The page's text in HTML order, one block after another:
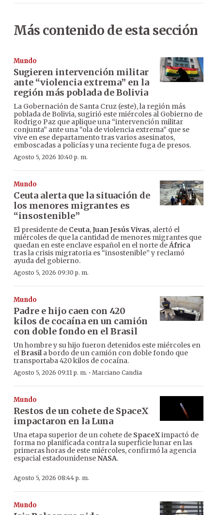
Más contenido de esta sección
Mundo
Sugieren intervención militar
ante “violencia extrema” en la
región más poblada de Bolivia
La Gobernación de Santa Cruz (este), la región más
poblada de Bolivia, sugirió este miércoles al Gobierno de
Rodrigo Paz que aplique una “intervención militar
conjunta” ante una “ola de violencia extrema” que se
vive en ese departamento tras varios asesinatos,
emboscadas a policías y una reciente fuga de presos.
Agosto 5, 2026 10:40 p. m.
Mundo
Ceuta alerta que la situación de
los menores migrantes es
“insostenible”
El presidente de Ceuta,Juan Jesús Vivas, alertó el
miércoles de que la cantidad de menores migrantes que
quedan en este enclave español en el norte deÁfrica
tras la crisis migratoria es “insostenible” y reclamó
ayuda del gobierno.
Agosto 5, 2026 09:30 p. m.
Mundo
Padre e hijo caen con 420
kilos de cocaína en un camión
con doble fondo en el Brasil
Un hombre y su hijo fueron detenidos este miércoles en
el Brasila bordo de un camión con doble fondo que
transportaba 420 kilos de cocaína.
Agosto 5, 2026 09:11 p. m. · Marciano Candia
Mundo
Restos de un cohete de SpaceX
impactaron en la Luna
Una etapa superior de un cohete de SpaceXimpactó de
forma no planificada contra la superficie lunar en las
primeras horas de este miércoles, confirmó la agencia
espacial estadounidenseNASA.
Agosto 5, 2026 08:44 p. m.
Mundo